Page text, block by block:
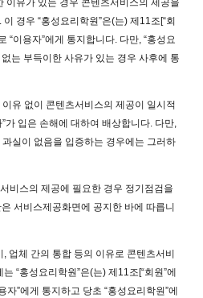
이유가 있는 경우 콘텐츠서비스의 제공을
경우 “홍성요리학원”은(는) 제11조[“회
“이용자”에게 통지합니다. 다만, “홍성요
는 부득이한 사유가 있는 경우 사후에 통
유 없이 콘텐츠서비스의 제공이 일시적
가 입은 손해에 대하여 배상합니다. 다만,
실이 없음을 입증하는 경우에는 그러하
비스의 제공에 필요한 경우 정기점검을
서비스제공화면에 공지한 바에 따릅니
업체 간의 통합 등의 이유로 콘텐츠서비
“홍성요리학원”은(는) 제11조[“회원”에
”에게 통지하고 당초 “홍성요리학원”에